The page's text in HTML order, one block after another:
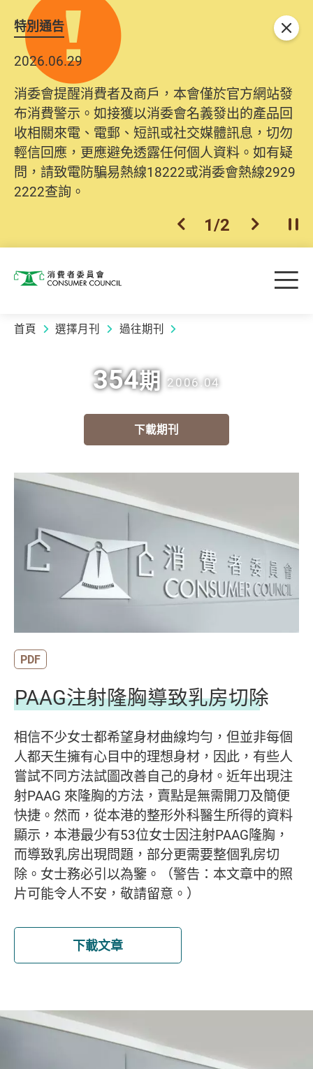
特別通告
2026.06.29
消委會提醒消費者及商戶，本會僅於官方網站發
布消費警示。如接獲以消委會名義發出的產品回
收相關來電、電郵、短訊或社交媒體訊息，切勿
輕信回應，更應避免透露任何個人資料。如有疑
問，請致電防騙易熱線18222或消委會熱線2929
2222查詢。
上一個
1/2 下一個開
關閉
消費者委員會 目
首頁 選擇月刊 過往期刊
354期 2006.04
下載期刊
PDF
PAAG注射隆胸導致乳房切除
相信不少女士都希望身材曲線均勻，但並非每個
人都天生擁有心目中的理想身材，因此，有些人
嘗試不同方法試圖改善自己的身材。近年出現注
射PAAG 來隆胸的方法，賣點是無需開刀及簡便
快捷。然而，從本港的整形外科醫生所得的資料
顯示，本港最少有53位女士因注射PAAG隆胸，
而導致乳房出現問題，部分更需要整個乳房切
除。女士務必引以為鑒。（警告：本文章中的照
片可能令人不安，敬請留意。）
下載文章